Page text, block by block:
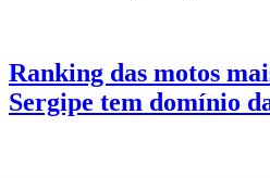
Ranking das motos
Sergipe tem domínio